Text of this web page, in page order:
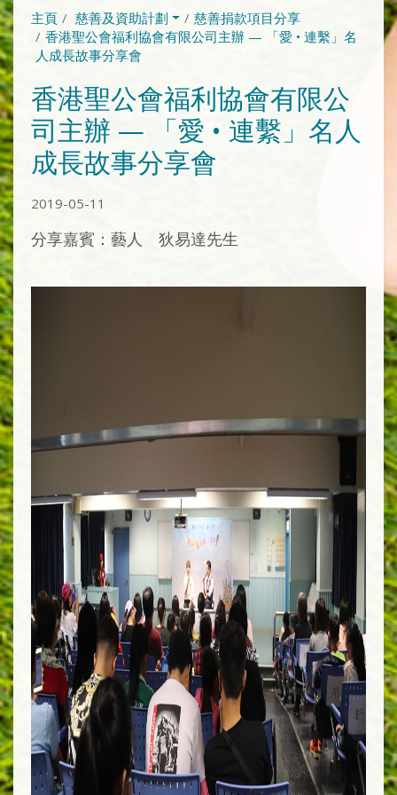
主頁 慈善及資助計劃
慈善捐款項目分享
香港聖公會福利協會有限公司主辦 — 「愛 • 連繫」名
人成長故事分享會
香港聖公會福利協會有限公
司主辦 — 「愛 • 連繫」名人
成長故事分享會
2019-05-11
分享嘉賓：藝人 狄易達先生